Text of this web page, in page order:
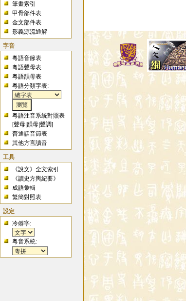
筆畫索引
甲骨部件表
金文部件表
形義源流通解
字音
粵語音節表
粵語聲母表
粵語韻母表
粵語分類字表:
粵語注音系統對照表
[聲母 |韻母 |聲調]
普通話音節表
其他方言讀音
工具
《說文》全文索引
《讀史方輿紀要》
成語彙輯
繁簡對照表
設定
冷僻字:
粵音系統: